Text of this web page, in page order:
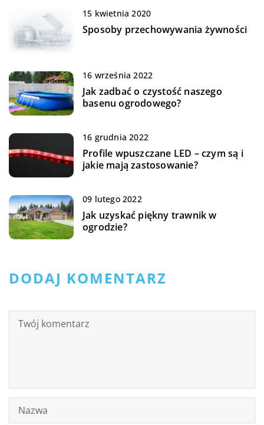
15 kwietnia 2020
Sposoby przechowywania żywności
16 września 2022
Jak zadbać o czystość naszego
basenu ogrodowego?
16 grudnia 2022
Profile wpuszczane LED – czym są i
jakie mają zastosowanie?
09 lutego 2022
Jak uzyskać piękny trawnik w
ogrodzie?
DODAJ KOMENTARZ